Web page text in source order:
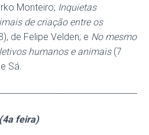
Monteiro; Inquietas
de criação entre os
de Felipe Velden; e No mesmo
humanos e animais(7
Sá.
feira)